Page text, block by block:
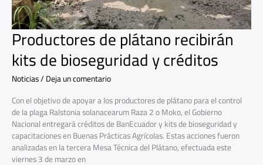
Productores de plátano recibirán
kits de bioseguridad y créditos
Noticias/Deja un comentario
Con el objetivo de apoyar a los productores de plátano para el control
de la plaga Ralstonia solanacearum Raza 2 o Moko, el Gobierno
Nacional entregará créditos de BanEcuador y kits de bioseguridad y
capacitaciones en Buenas Prácticas Agrícolas. Estas acciones fueron
analizadas en la tercera Mesa Técnica del Plátano, efectuada este
viernes 3 de marzo en